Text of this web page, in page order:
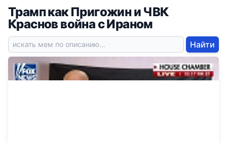
Трамп как Пригожин и ЧВК
Краснов война с Ираном
Найти